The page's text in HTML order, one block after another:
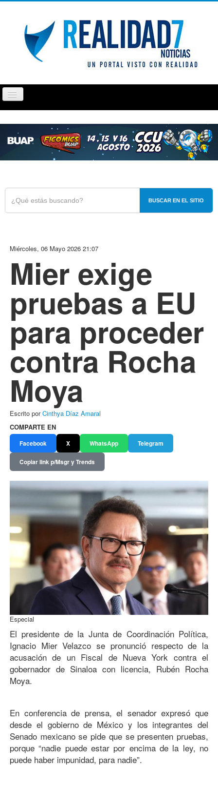
Cambiar
navegación
PUEBLA TLAXCALA OPINIÓN
BUSCAR EN EL SITIO
Miércoles, 06 Mayo 2026 21:07
Mier exige
pruebas a EU
para proceder
contra Rocha
Moya
Escrito porCinthya Díaz Amaral
COMPARTE EN
Facebook X WhatsApp Telegram
Copiar link p/Msgr y Trends
Especial
El presidente de la Junta de Coordinación Política,
Ignacio Mier Velazco se pronunció respecto de la
acusación de un Fiscal de Nueva York contra el
gobernador de Sinaloa con licencia, Rubén Rocha
Moya.
En conferencia de prensa, el senador expresó que
desde el gobierno de México y los integrantes del
Senado mexicano se pide que se presenten pruebas,
porque “nadie puede estar por encima de la ley, no
puede haber impunidad, para nadie”.